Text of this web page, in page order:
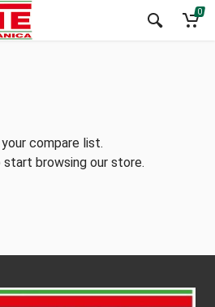
0
compare list.
browsing our store.